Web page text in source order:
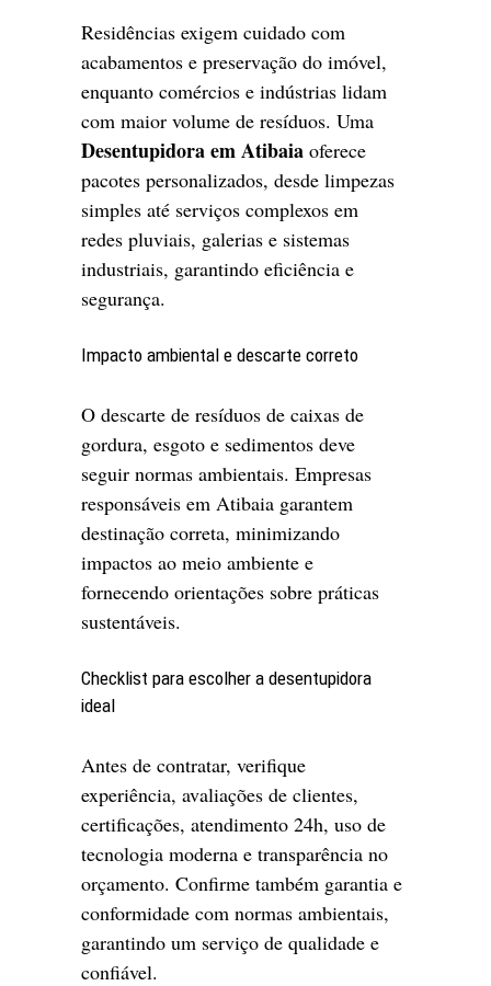
Residências exigem cuidado com
acabamentos e preservação do imóvel,
enquanto comércios e indústrias lidam
com maior volume de resíduos. Uma
Desentupidora em Atibaia oferece
pacotes personalizados, desde limpezas
simples até serviços complexos em
redes pluviais, galerias e sistemas
industriais, garantindo eficiência e
segurança.
Impacto ambiental e descarte correto
O descarte de resíduos de caixas de
gordura, esgoto e sedimentos deve
seguir normas ambientais. Empresas
responsáveis em Atibaia garantem
destinação correta, minimizando
impactos ao meio ambiente e
fornecendo orientações sobre práticas
sustentáveis.
Checklist para escolher a desentupidora
ideal
Antes de contratar, verifique
experiência, avaliações de clientes,
certificações, atendimento 24h, uso de
tecnologia moderna e transparência no
orçamento. Confirme também garantia e
conformidade com normas ambientais,
garantindo um serviço de qualidade e
confiável.